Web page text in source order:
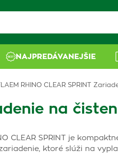
NAJPREDÁVANEJŠIE
RHINO CLEAR SPRINT
na
CLEAR SPRINT je
ktoré slúži na